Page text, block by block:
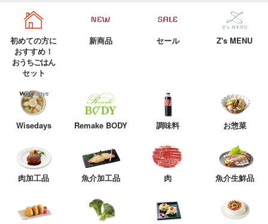
初めての方に
おすすめ！
おうちごはん
セット
新商品 セール Z's MENU
Wisedays Remake BODY 調味料 お惣菜
肉加工品 魚介加工品 肉 魚介生鮮品